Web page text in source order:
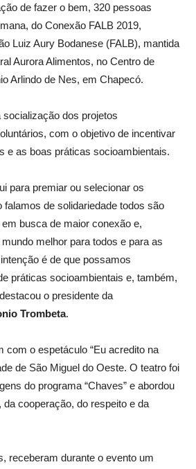
de fazer o bem, 320 pessoas
do Conexão FALB 2019,
Luiz Aury Bodanese (FALB), mantida
Aurora Alimentos, no Centro de
Arlindo de Nes, em Chapecó.
dos projetos
com o objetivo de incentivar
e as boas práticas socioambientais.
para premiar ou selecionar os
falamos de solidariedade todos são
busca de maior conexão e,
melhor para todos e para as
é de que possamos
práticas socioambientais e, também,
o presidente da
Trombeta.
com o espetáculo “Eu acredito na
de São Miguel do Oeste. O teatro foi
do programa “Chaves” e abordou
cooperação, do respeito e da
durante o evento um